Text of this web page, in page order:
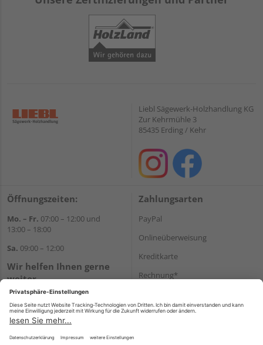
Liebl Sägewerk-Holzhandlung KG
Zur Kehrmühle 3
85435 Erding / Kehr
Öffnungszeiten:
Mo. – Fr. 07:00 – 12:00 und
13:00 – 18:00
Sa. 09:00 – 12:00
Wir helfen Ihnen gerne
weiter
Tel.:+49 8122 14197
E-Mail:vertrieb@holz-liebl.de
Zahlungsarten
PayPal
Onlineüberweisung
Kreditkarte
Rechnung*
Versand